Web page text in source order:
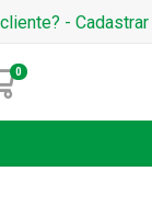
- Cadastrar
0